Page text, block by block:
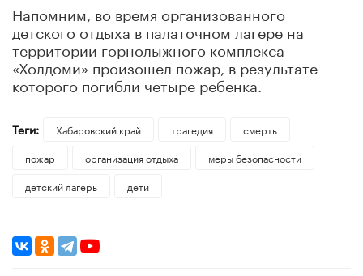
Напомним, во время организованного
детского отдыха в палаточном лагере на
территории горнолыжного комплекса
«Холдоми» произошел пожар, в результате
которого погибли четыре ребенка.
Теги: Хабаровский край трагедия
смерть
пожар
организация отдыха
меры безопасности
детский лагерь
дети